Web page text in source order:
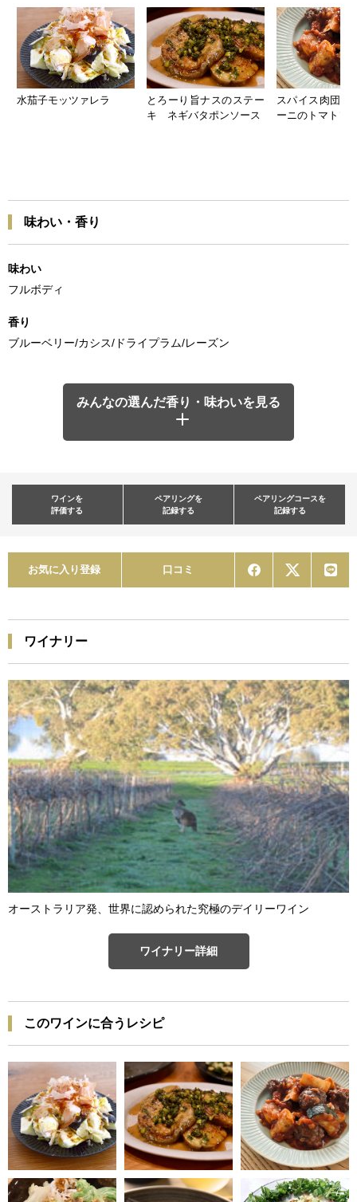
水茄子モッツァレラ
とろーり旨ナスのステー
キ ネギバタポンソース
スパイス肉団子
ーニのトマトソ
味わい・香り
味わい
フルボディ
香り
ブルーベリー/カシス/ドライプラム/レーズン
みんなの選んだ香り・味わいを見る
ワインを
評価する
ペアリングを
記録する
ペアリングコースを
記録する
お気に入り登録 口コミ
ワイナリー
オーストラリア発、世界に認められた究極のデイリーワイン
ワイナリー詳細
このワインに合うレシピ